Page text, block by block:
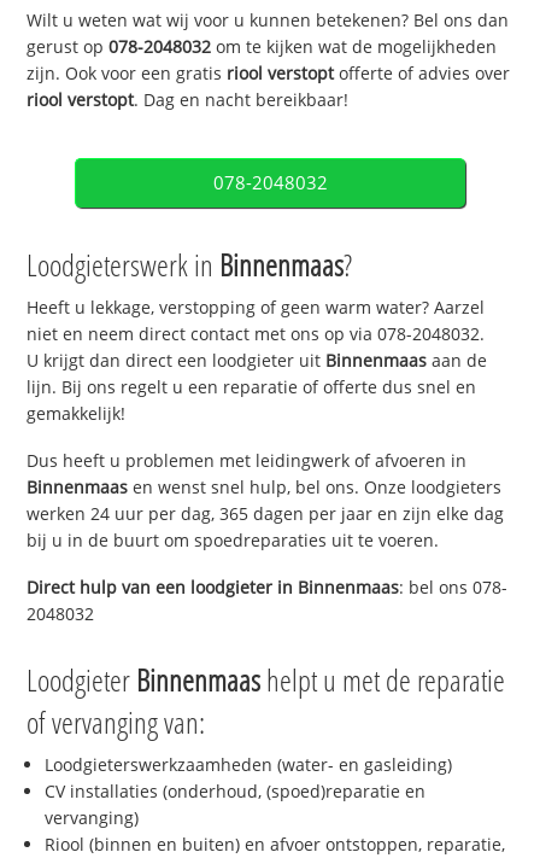
Wilt u weten wat wij voor u kunnen betekenen? Bel ons dan
gerust op078-2048032 om te kijken wat de mogelijkheden
zijn. Ook voor een gratis riool verstoptofferte of advies over
riool verstopt. Dag en nacht bereikbaar!
078-2048032
Loodgieterswerk in Binnenmaas?
Heeft u lekkage, verstopping of geen warm water? Aarzel
niet en neem direct contact met ons op via 078-2048032.
U krijgt dan direct een loodgieter uit Binnenmaas aan de
lijn. Bij ons regelt u een reparatie of offerte dus snel en
gemakkelijk!
Dus heeft u problemen met leidingwerk of afvoeren in
Binnenmaas en wenst snel hulp, bel ons. Onze loodgieters
werken 24 uur per dag, 365 dagen per jaar en zijn elke dag
bij u in de buurt om spoedreparaties uit te voeren.
Direct hulp van een loodgieter in Binnenmaas: bel ons 078-
2048032
Loodgieter Binnenmaashelpt u met de reparatie
of vervanging van:
Loodgieterswerkzaamheden (water- en gasleiding)
CV installaties (onderhoud, (spoed)reparatie en
vervanging)
Riool (binnen en buiten) en afvoer ontstoppen, reparatie,